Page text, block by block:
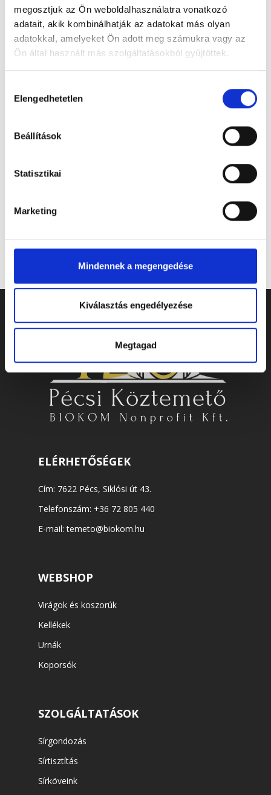
megosztjuk az Ön weboldalhasználatra vonatkozó
adatait, akik kombinálhatják az adatokat más olyan
adatokkal, amelyeket Ön adott meg számukra vagy az
Ön által használt más szolgáltatásokból gyűjtöttek.
kiválasztása
Elengedhetetlen
Beállítások
Statisztikai
Marketing
Mindennek a megengedése
Kiválasztás engedélyezése
Megtagad
takarékossági intézkedések részeként módosul
a Pécsi Köztemető ügyfélszolgálatának
hétfőtől szombatig 12 óráig várják az ügyfeleket.
ELÉRHETŐSÉGEK
Cím: 7622 Pécs, Siklósi út 43.
Telefonszám: +36 72 805 440
E-mail:temeto@biokom.hu
WEBSHOP
Virágok és koszorúk
Kellékek
Urnák
Koporsók
SZOLGÁLTATÁSOK
Sírgondozás
Sírtisztítás
Sírköveink